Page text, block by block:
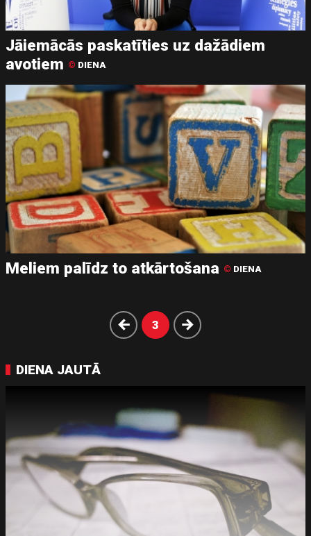
Jāiemācās paskatīties uz dažādiem
avotiem © DIENA
Meliem palīdz to atkārtošana © DIENA
Atpakaļ
3 Nākošā
DIENA JAUTĀ